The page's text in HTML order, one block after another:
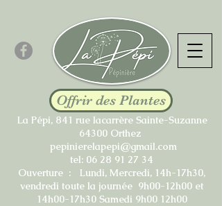
Offrir des Plantes
La Pépi, 841 rue lacarrère Sainte-Suzanne
64300 Orthez
pepinierelapepi@gmail.com
tel: 06 28 91 27 34
Ouverture : Lundi, Mercredi, 14h-17h30,
vendredi toute la journée 9h00-12h00 et
14h00-17h30 Samedi 9h00 12h00